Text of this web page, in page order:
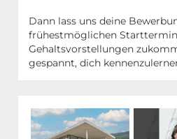
Dann lass uns deine
frühestmöglichen
Gehaltsvorstellungen
gespannt, dich